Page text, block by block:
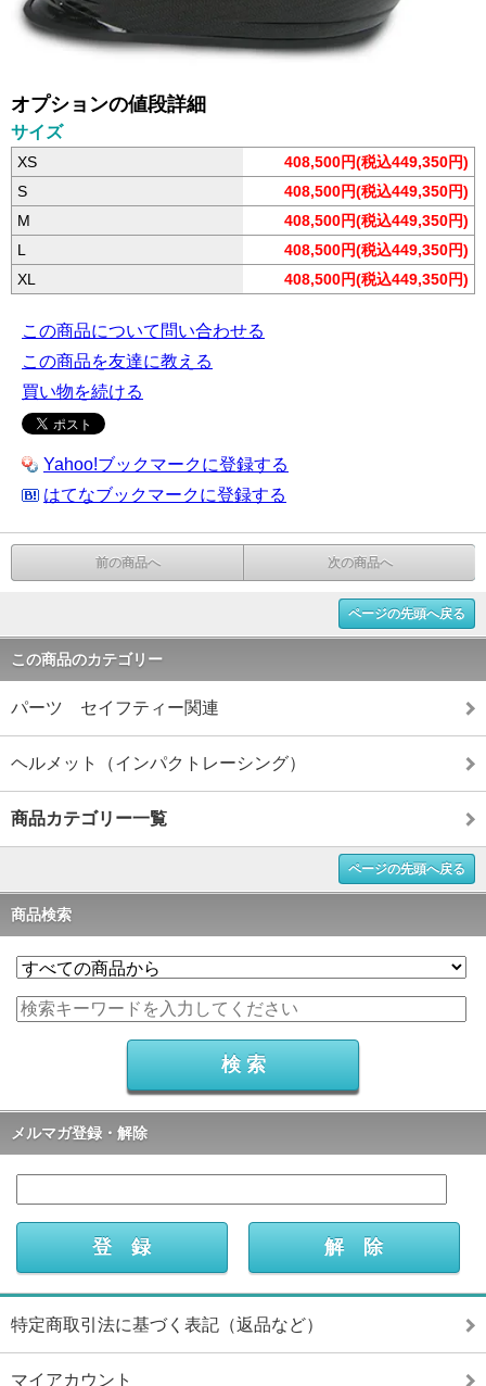
オプションの値段詳細
サイズ
XS
408,500円(税込449,350円)
S
408,500円(税込449,350円)
M
408,500円(税込449,350円)
L
408,500円(税込449,350円)
XL
408,500円(税込449,350円)
この商品について問い合わせる
この商品を友達に教える
買い物を続ける
Yahoo!ブックマークに登録する
はてなブックマークに登録する
前の商品へ 次の商品へ
ページの先頭へ戻る
この商品のカテゴリー
パーツ セイフティー関連
ヘルメット（インパクトレーシング）
商品カテゴリー一覧
ページの先頭へ戻る
商品検索
メルマガ登録・解除
特定商取引法に基づく表記（返品など）
マイアカウント